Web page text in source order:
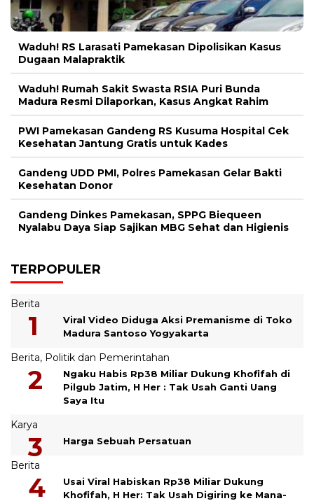
Waduh! RS Larasati Pamekasan Dipolisikan Kasus
Dugaan Malapraktik
Waduh! Rumah Sakit Swasta RSIA Puri Bunda
Madura Resmi Dilaporkan, Kasus Angkat Rahim
PWI Pamekasan Gandeng RS Kusuma Hospital Cek
Kesehatan Jantung Gratis untuk Kades
Gandeng UDD PMI, Polres Pamekasan Gelar Bakti
Kesehatan Donor
Gandeng Dinkes Pamekasan, SPPG Biequeen
Nyalabu Daya Siap Sajikan MBG Sehat dan Higienis
TERPOPULER
Berita
Viral Video Diduga Aksi Premanisme di Toko
Madura Santoso Yogyakarta
Berita, Politik dan Pemerintahan
Ngaku Habis Rp38 Miliar Dukung Khofifah di
Pilgub Jatim, H Her : Tak Usah Ganti Uang
Saya Itu
Karya
Harga Sebuah Persatuan
Berita
Usai Viral Habiskan Rp38 Miliar Dukung
Khofifah, H Her: Tak Usah Digiring ke Mana-